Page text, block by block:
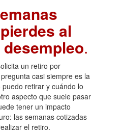
al
.
un retiro por
casi siempre es la
retirar y cuándo lo
aspecto que suele pasar
tener un impacto
las semanas cotizadas
el retiro.